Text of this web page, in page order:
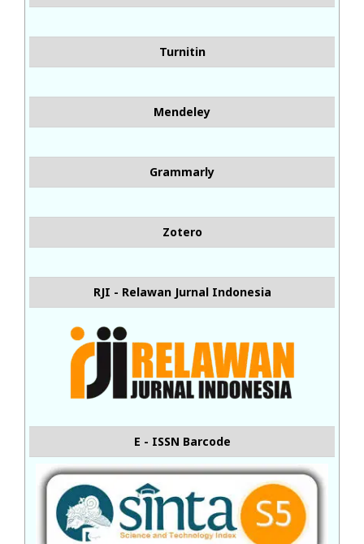
Turnitin
Mendeley
Grammarly
Zotero
RJI - Relawan Jurnal Indonesia
E - ISSN Barcode